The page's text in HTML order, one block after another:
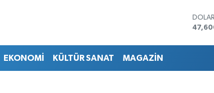
EKONOMİ KÜLTÜR SANAT MAGAZİN